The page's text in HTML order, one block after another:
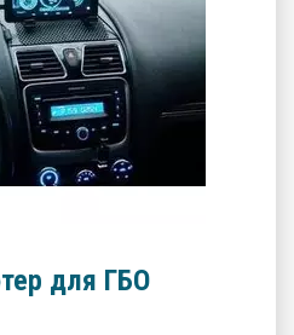
для ГБО